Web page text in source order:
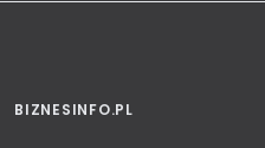
BIZNESINFO.PL